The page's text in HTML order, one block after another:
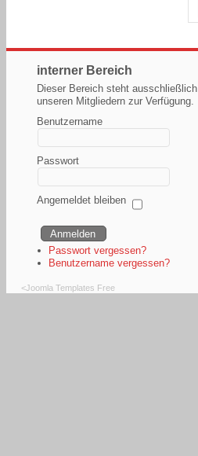
interner Bereich
Dieser Bereich steht ausschließlich
unseren Mitgliedern zur Verfügung.
Benutzername
Passwort
Angemeldet bleiben
Passwort vergessen?
Benutzername vergessen?
<Joomla Templates Free